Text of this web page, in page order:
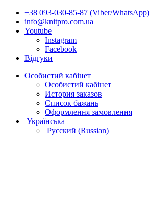
+38 093-030-85-87 (Viber/WhatsApp)
info@knitpro.com.ua
Youtube
Instagram
Facebook
Відгуки
Особистий кабінет
Особистий кабінет
История заказов
Список бажань
Оформлення замовлення
Українська
Русский (Russian)